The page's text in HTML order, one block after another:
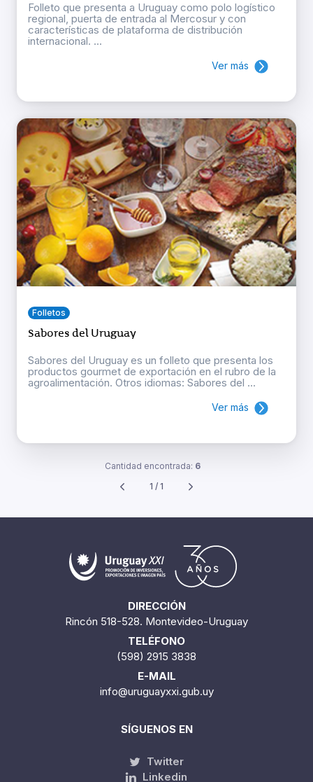
Folleto que presenta a Uruguay como polo logístico
regional, puerta de entrada al Mercosur y con
características de plataforma de distribución
internacional. ...
Ver más
Folletos
Sabores del Uruguay
Sabores del Uruguay es un folleto que presenta los
productos gourmet de exportación en el rubro de la
agroalimentación. Otros idiomas: Sabores del ...
Ver más
Cantidad encontrada: 6
1 / 1
DIRECCIÓN
Rincón 518-528. Montevideo-Uruguay
TELÉFONO
(598) 2915 3838
E-MAIL
info@uruguayxxi.gub.uy
SÍGUENOS EN
Twitter
Linkedin